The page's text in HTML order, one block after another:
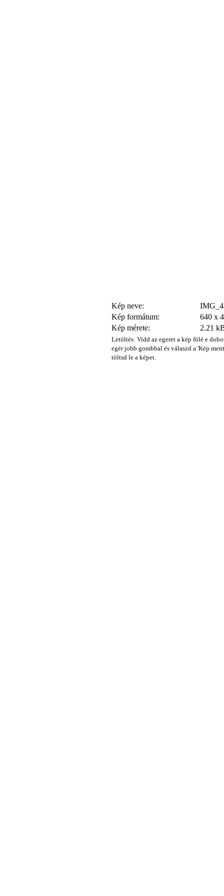
Kép neve:
Kép formátum:
640 x
Kép mérete:
2.21
Letöltés: Vidd az egeret a kép fölé e
egér jobb gombbal és válaszd a 'Kép
töltsd le a képet.